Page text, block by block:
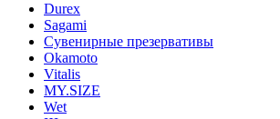
Durex
Sagami
Сувенирные презервативы
Okamoto
Vitalis
MY.SIZE
Wet